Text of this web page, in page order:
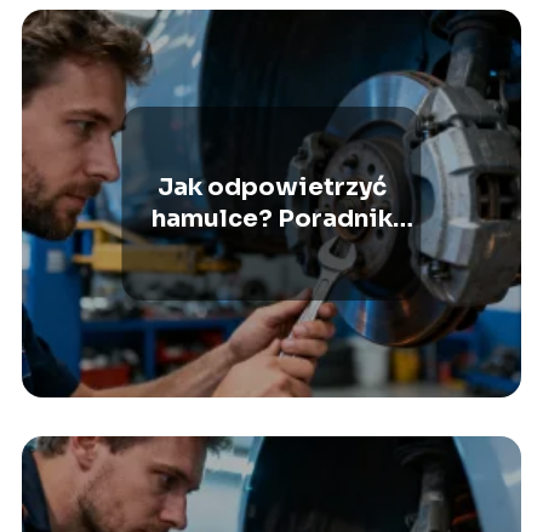
Jak odpowietrzyć
hamulce? Poradnik
krok po kroku